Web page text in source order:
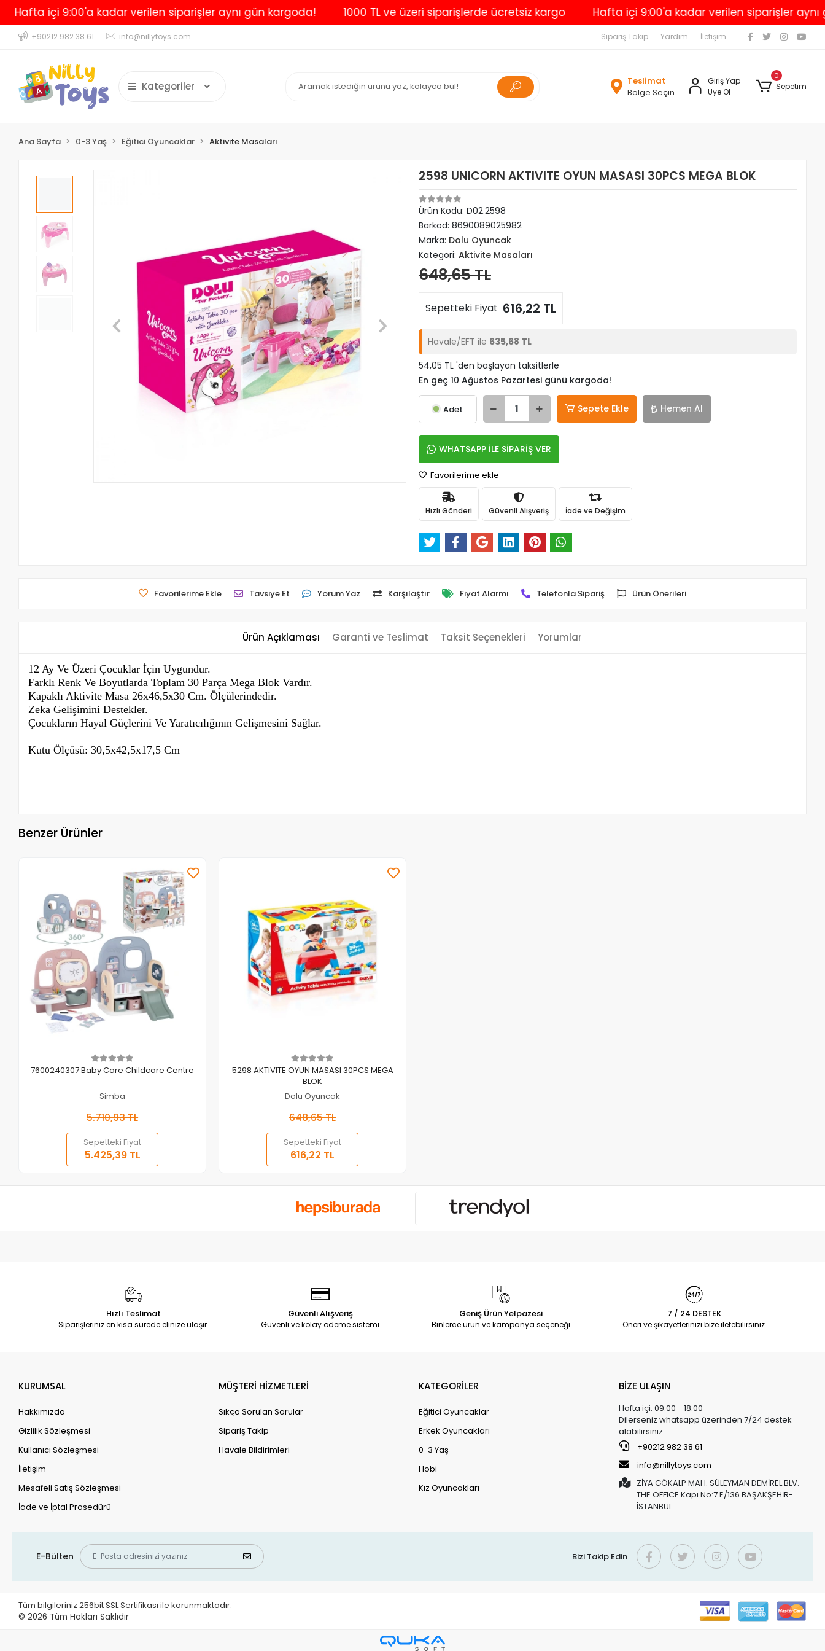
içi 9:00'a kadar verilen siparişler aynı gün kargoda! 1000 TL ve üzeri siparişlerde ücretsiz kargo Hafta içi 9:00'a kadar verilen siparişler aynı gün
+90212 982 38 61 info@nillytoys.com Sipariş Takip Yardım İletişim
Kategoriler
Teslimat
Bölge Seçin
Giriş Yap
Üye Ol
0
Sepetim
Ana Sayfa 0-3 Yaş Eğitici Oyuncaklar Aktivite Masaları
2598 UNICORN AKTIVITE OYUN MASASI 30PCS MEGA BLOK
Ürün Kodu: D02.2598
Barkod: 8690089025982
Marka: Dolu Oyuncak
Kategori: Aktivite Masaları
648,65 TL
Sepetteki Fiyat 616,22 TL
Havale/EFT ile 635,68 TL
54,05 TL 'den başlayan taksitlerle
En geç 10 Ağustos Pazartesi günü kargoda!
Adet Sepete Ekle Hemen Al
WHATSAPP İLE SİPARİŞ VER
Favorilerime ekle
Hızlı Gönderi Güvenli Alışveriş İade ve Değişim
Favorilerime Ekle Tavsiye Et Yorum Yaz Karşılaştır Fiyat Alarmı Telefonla Sipariş Ürün Önerileri
Ürün Açıklaması Garanti ve Teslimat Taksit Seçenekleri Yorumlar
12 Ay Ve Üzeri Çocuklar İçin Uygundur.
Farklı Renk Ve Boyutlarda Toplam 30 Parça Mega Blok Vardır.
Kapaklı Aktivite Masa 26x46,5x30 Cm. Ölçülerindedir.
Zeka Gelişimini Destekler.
Çocukların Hayal Güçlerini Ve Yaratıcılığının Gelişmesini Sağlar.
Kutu Ölçüsü: 30,5x42,5x17,5 Cm
Benzer Ürünler
Sepete Ekle
7600240307 Baby Care Childcare Centre
Simba
5.710,93 TL
Sepetteki Fiyat
5.425,39 TL
Sepete Ekle
5298 AKTIVITE OYUN MASASI 30PCS MEGA
BLOK
Dolu Oyuncak
648,65 TL
Sepetteki Fiyat
616,22 TL
Hızlı Teslimat
Siparişleriniz en kısa sürede elinize ulaşır.
Güvenli Alışveriş
Güvenli ve kolay ödeme sistemi
Geniş Ürün Yelpazesi
Binlerce ürün ve kampanya seçeneği
7 / 24 DESTEK
Öneri ve şikayetlerinizi bize iletebilirsiniz.
KURUMSAL
Hakkımızda
Gizlilik Sözleşmesi
Kullanıcı Sözleşmesi
İletişim
Mesafeli Satış Sözleşmesi
İade ve İptal Prosedürü
MÜŞTERİ HİZMETLERİ
Sıkça Sorulan Sorular
Sipariş Takip
Havale Bildirimleri
KATEGORİLER
Eğitici Oyuncaklar
Erkek Oyuncakları
0-3 Yaş
Hobi
Kız Oyuncakları
BİZE ULAŞIN
Hafta içi: 09:00 - 18:00
Dilerseniz whatsapp üzerinden 7/24 destek
alabilirsiniz.
+90212 982 38 61
info@nillytoys.com
ZİYA GÖKALP MAH. SÜLEYMAN DEMİREL BLV.
THE OFFICE Kapı No:7 E/136 BAŞAKŞEHİR-
İSTANBUL
E-Bülten Bizi Takip Edin
Tüm bilgileriniz 256bit SSL Sertifikası ile korunmaktadır.
© 2026 Tüm Hakları Saklıdır